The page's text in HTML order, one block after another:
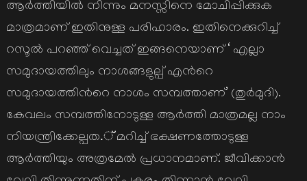
ആര്‍ത്തിയില്‍ നിന്നും മനസ്സിനെ മോചിപ്പിക്കുക
മാത്രമാണ് ഇതിനുള്ള പരിഹാരം. ഇതിനെക്കുറിച്ച്
റസൂല്‍ പറഞ്ഞ് വെച്ചത് ഇങ്ങനെയാണ് ‘ എല്ലാ
സമുദായത്തിലും നാശങ്ങളുല്പ് എന്‍റെ
സമുദായത്തിന്‍റെ നാശം സമ്പത്താണ്’ (തുര്‍മുദി).
കേവലം സമ്പത്തിനോടുള്ള ആര്‍ത്തി മാത്രമല്ല നാം
നിയന്ത്രിക്കേല്പത.് മറിച്ച് ഭക്ഷണത്തോടുള്ള
ആര്‍ത്തിയും അത്രമേല്‍ പ്രധാനമാണ്. ജീവിക്കാന്‍